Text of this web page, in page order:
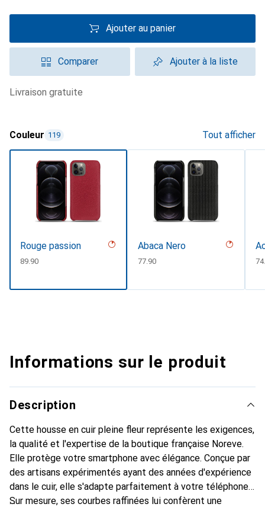
Ajouter au panier
Comparer Ajouter à la liste
livraison gratuite
Couleur 119 Tout afficher
Rouge passion
CHF
89.90
Abaca Nero
CHF
77.90
Informations sur le produit
Description
Cette housse en cuir pleine fleur représente les exigences,
la qualité et l'expertise de la boutique française Noreve.
Elle protège votre smartphone avec élégance. Conçue par
des artisans expérimentés ayant des années d'expérience
dans le cuir, elle s'adapte parfaitement à votre téléphone.
Sur mesure, ses courbes raffinées lui confèrent une